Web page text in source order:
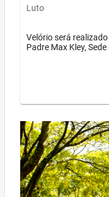
Luto
Velório será
Padre Max Kley,